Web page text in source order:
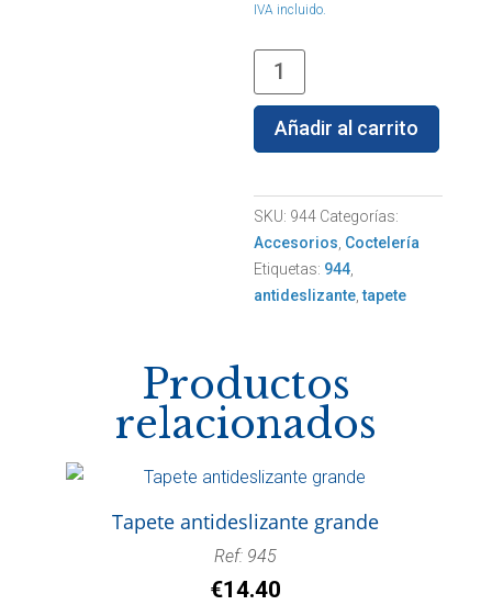
IVA incluido.
Tapete
antideslizante
rectangular
cantidad
Añadir al carrito
SKU: 944 Categorías:
Accesorios Coctelería
Etiquetas: 944
antideslizante ,tapete
Productos
relacionados
Tapete antideslizante grande
Ref: 945
€14.40